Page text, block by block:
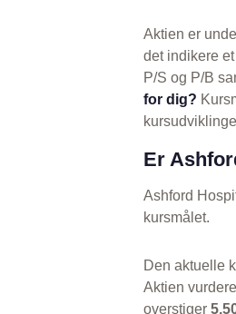
Aktien er
det indikere
P/S og P/B
for dig?
Er
Ashford
kursmålet.
Den aktuelle
Aktien
overstiger